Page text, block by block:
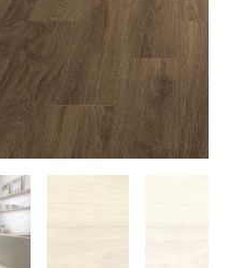
эксплуатационным
устойчив к
механическим
воздействиям,